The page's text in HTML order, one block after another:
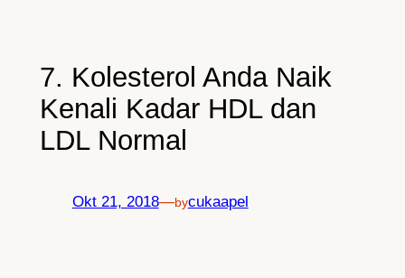
7. Kolesterol Anda Naik
Kenali Kadar HDL dan
LDL Normal
Okt 21, 2018—bycukaapel